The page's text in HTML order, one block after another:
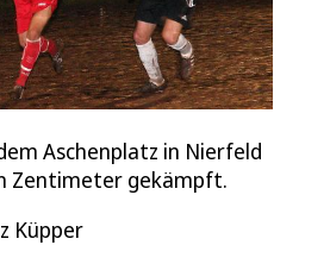
Aschenplatz in Nierfeld
Zentimeter gekämpft.
Küpper